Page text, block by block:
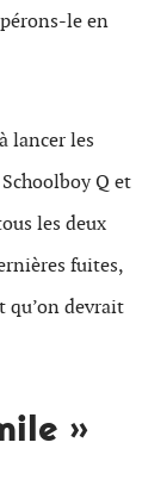
le en
lancer les
Q et
les deux
fuites,
qu’on devrait
»